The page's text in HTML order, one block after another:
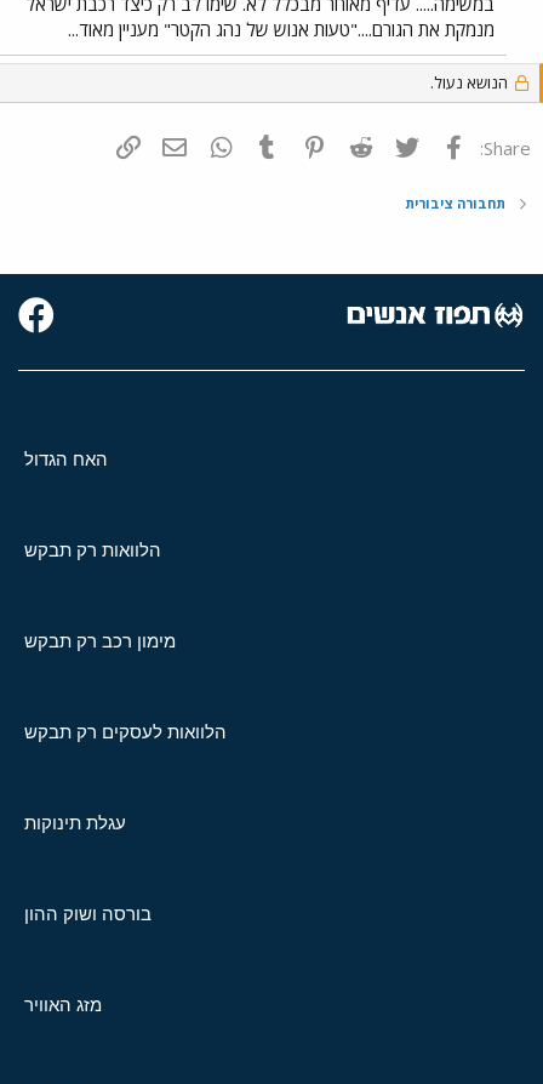
מנמקת את הגורם...."טעות אנוש של נהג הקטר" מעניין מאוד...
הנושא נעול.
Share: פייסבוק Twitter
Reddit
Pinterest
Tumblr
WhatsAppדואר אלקטרוני
תחבורה ציבורית
האח הגדול
הלוואות רק תבקש
מימון רכב רק תבקש
הלוואות לעסקים רק תבקש
עגלת תינוקות
בורסה ושוק ההון
מזג האוויר